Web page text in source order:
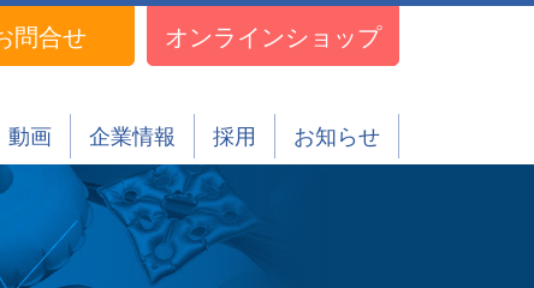
問合せ オンラインショップ
動画 企業情報 採用 お知らせ